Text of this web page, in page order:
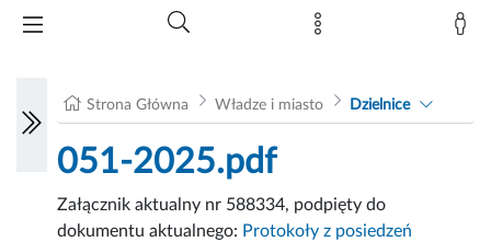
Strona Główna Władze i miasto Dzielnice
051-2025.pdf
Załącznik aktualny nr 588334, podpięty do
dokumentu aktualnego: Protokoły z posiedzeń